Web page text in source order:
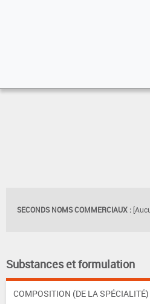
SECONDS NOMS COMMERCIAUX :
Substances et formulation
COMPOSITION (DE LA